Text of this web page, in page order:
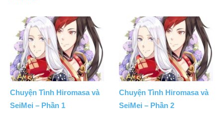
Chuyện Tình Hiromasa và
SeiMei – Phần 1
Chuyện Tình Hiromasa và
SeiMei – Phần 2